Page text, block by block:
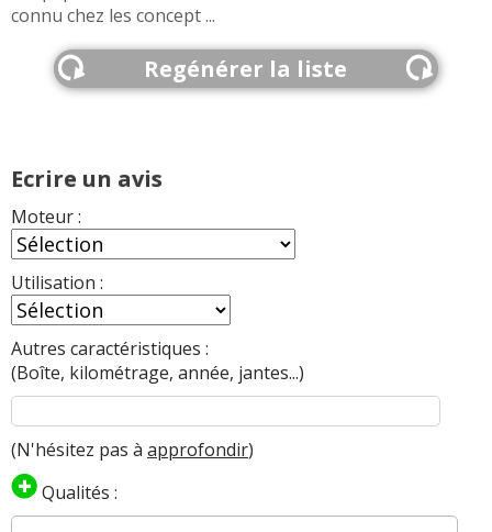
connu chez les concept ...
Regénérer la liste
Ecrire un avis
Moteur :
Utilisation :
Autres caractéristiques :
(Boîte, kilométrage, année, jantes...)
(N'hésitez pas à approfondir)
Qualités :